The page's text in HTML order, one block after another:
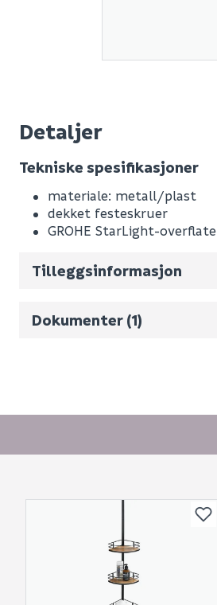
Detaljer
Tekniske spesifikasjoner
materiale: metall/plast
dekket festeskruer
GROHE StarLight-overflate
Tilleggsinformasjon
Leverandørens varenummer
Nobb No
Vekt pr. stk / m2 (i kg)
Volum
Dokumenter (1)
Monteringsveiledning